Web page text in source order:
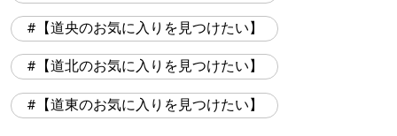
【道央のお気に入りを見つけたい】
【道北のお気に入りを見つけたい】
【道東のお気に入りを見つけたい】